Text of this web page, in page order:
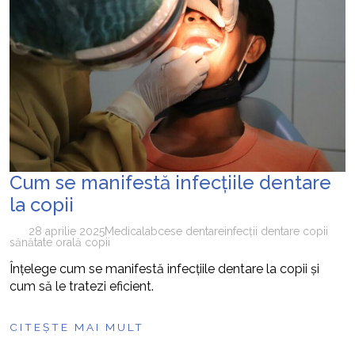
Cum se manifestă infecțiile dentare
la copii
28 aprilie 2025Medical abcese dentareinfecții dentare copii
sănătate orală copii
Înțelege cum se manifestă infecțiile dentare la copii și
cum să le tratezi eficient.
CITEȘTE MAI MULT